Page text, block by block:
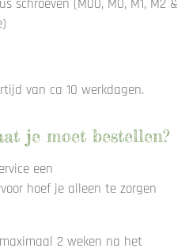
schroeven (M00, M0, M1, M2 &
van ca 10 werkdagen.
je moet bestellen?
een
hoef je alleen te zorgen
2 weken na het